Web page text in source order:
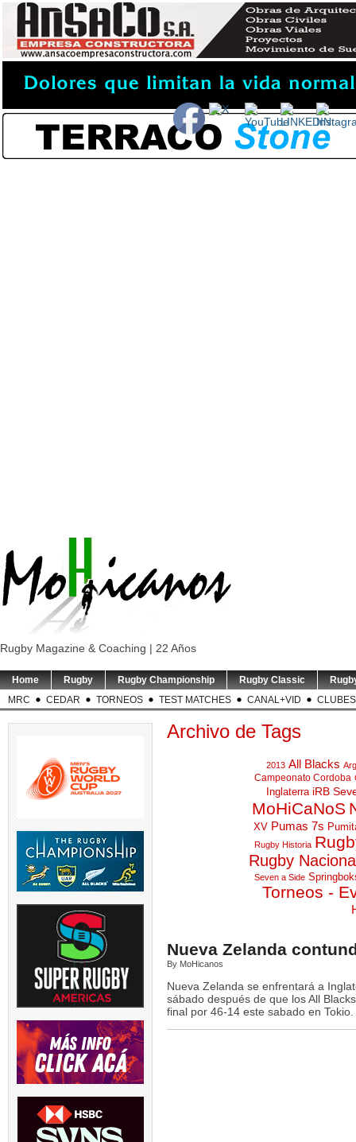
Rugby Magazine & Coaching | 22 Años
Home Rugby Rugby Championship Rugby Classic
MRC
CEDAR TORNEOS TEST MATCHES CANAL+VID CLUBES
Archivo de Tags
2013 All Blacks
Campeonato Cordoba
Inglaterra iRB
MoHiCaNoS
XV Pumas 7s
Rugby Historia
Rugby
Seven a Side
Torneos -
Nueva Zelanda
By MoHicanos
Nueva Zelanda se enfrentará a
sábado después de que los All
final por 46-14 este sabado en Tokio.